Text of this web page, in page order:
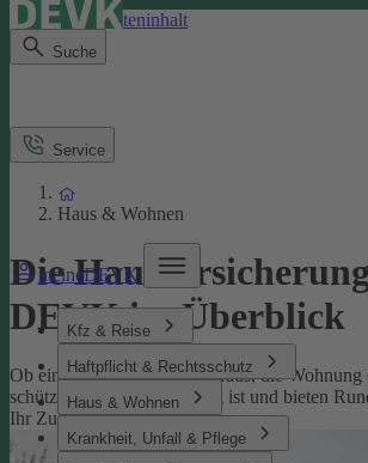
Direkt zum Seiteninhalt
Suche
meineDEVK
Kfz & Reise
Haftpflicht & Rechtsschutz
Haus & Wohnen
Krankheit, Unfall & Pflege
Service
Haus & Wohnen
Die
DEVK im Überblick
Ob eine Versicherung fürs Haus, die
schützen, was Ihnen wichtig ist und bieten
Ihr Zuhause.